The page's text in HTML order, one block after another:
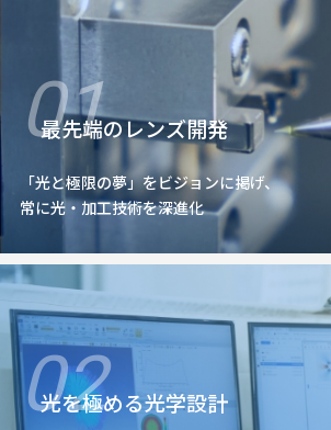
01
最先端のレンズ開発
「光と極限の夢」をビジョンに掲げ、
常に光・加工技術を深進化
02
光を極める光学設計